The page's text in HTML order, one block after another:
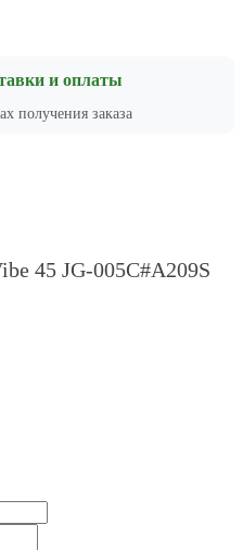
и оплаты
получения заказа
45 JG-005C#A209S